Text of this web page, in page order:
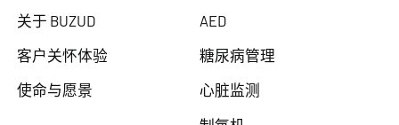
关于 BUZUD
客户关怀体验
使命与愿景
AED
糖尿病管理
心脏监测